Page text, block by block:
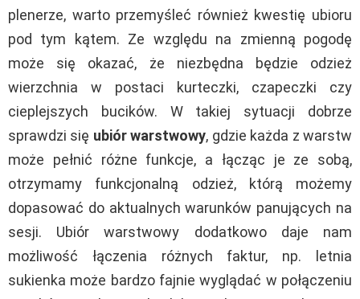
plenerze, warto przemyśleć również kwestię ubioru
pod tym kątem. Ze względu na zmienną pogodę
może się okazać, że niezbędna będzie odzież
wierzchnia w postaci kurteczki, czapeczki czy
cieplejszych bucików. W takiej sytuacji dobrze
sprawdzi się ubiór warstwowy, gdzie każda z warstw
może pełnić różne funkcje, a łącząc je ze sobą,
otrzymamy funkcjonalną odzież, którą możemy
dopasować do aktualnych warunków panujących na
sesji. Ubiór warstwowy dodatkowo daje nam
możliwość łączenia różnych faktur, np. letnia
sukienka może bardzo fajnie wyglądać w połączeniu